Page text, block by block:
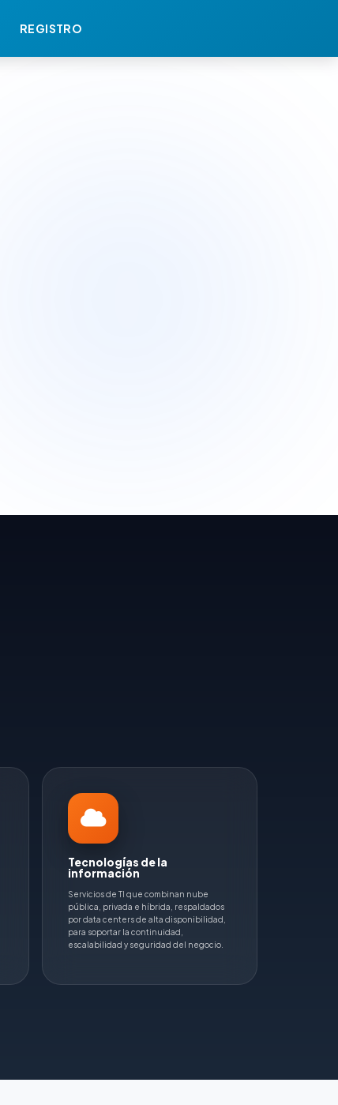
REGISTRO
Tecnologías de la
información
Servicios de TI que combinan nube
pública, privada e híbrida, respaldados
por data centers de alta disponibilidad,
para soportar la continuidad,
escalabilidad y seguridad del negocio.